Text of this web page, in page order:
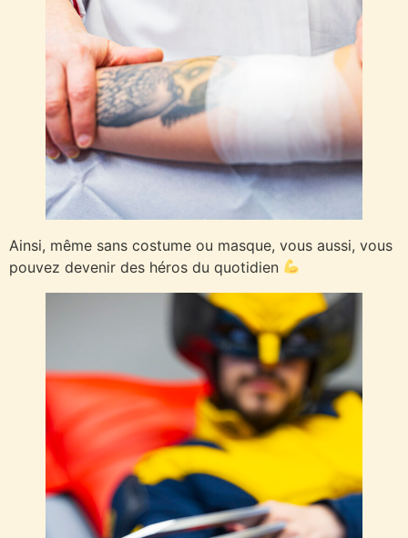
Ainsi, même sans costume ou masque, vous aussi, vous
pouvez devenir des héros du quotidien